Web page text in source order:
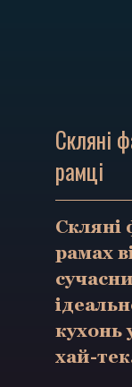
Cкляні
рамці
Скляні
рамах
кухонь
хай-